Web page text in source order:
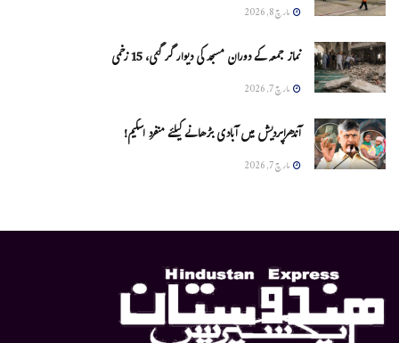
مارچ 8, 2026
نماز جمعہ کے دوران مسجد کی دیوار گر گئی، 15 زخمی
مارچ 7, 2026
آندھراپردیش میں آبادی بڑھانے کیلئے منفرد اسکیم!
مارچ 7, 2026